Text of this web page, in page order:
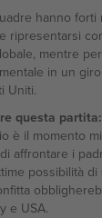
hanno
ripresentarsi
mentre
in un
Uniti.
questa partita:
è il momento
affrontare i
possibilità
e USA.